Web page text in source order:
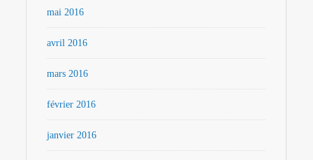
mai 2016
avril 2016
mars 2016
février 2016
janvier 2016